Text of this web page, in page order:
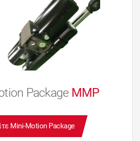
Package MMP
Mini-Motion Package